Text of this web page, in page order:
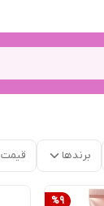
برندها قیمت
%9